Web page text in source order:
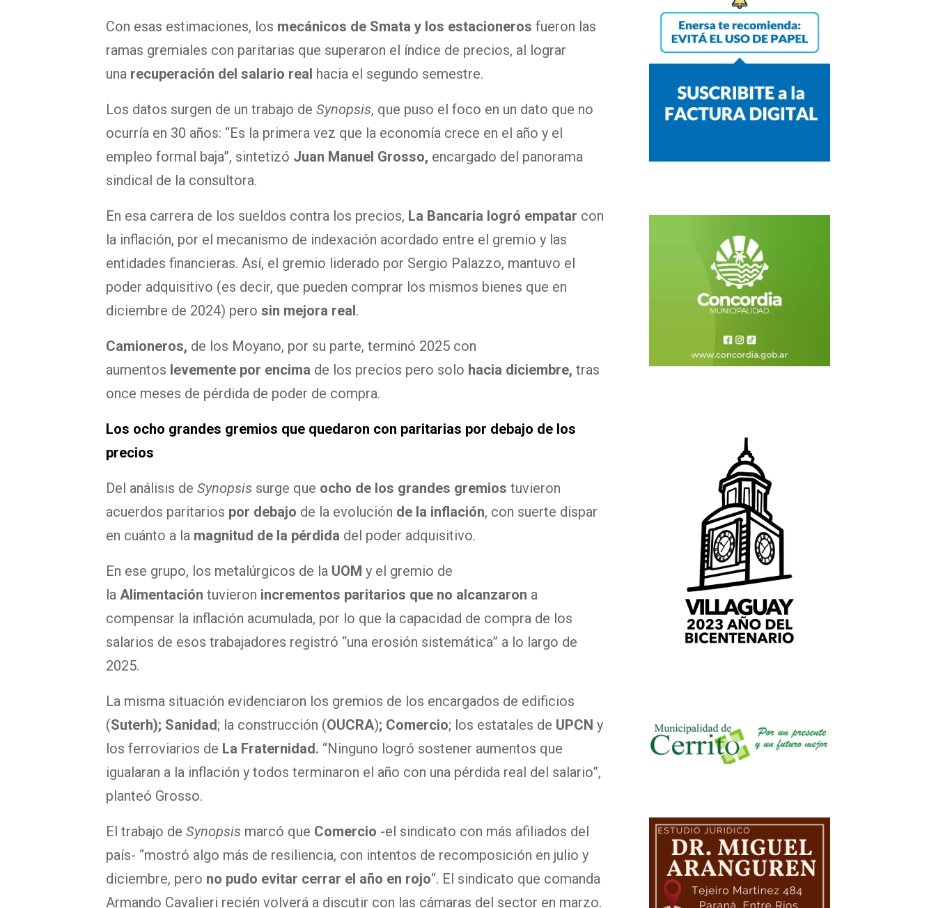
Con esas estimaciones, los mecánicos de Smata y los estacioneros fueron las
ramas gremiales con paritarias que superaron el índice de precios, al lograr
una recuperación del salario real hacia el segundo semestre.
Los datos surgen de un trabajo de Synopsis, que puso el foco en un dato que no
ocurría en 30 años: “Es la primera vez que la economía crece en el año y el
empleo formal baja”, sintetizó Juan Manuel Grosso, encargado del panorama
sindical de la consultora.
En esa carrera de los sueldos contra los precios, La Bancaria logró empatar con
la inflación, por el mecanismo de indexación acordado entre el gremio y las
entidades financieras. Así, el gremio liderado por Sergio Palazzo, mantuvo el
poder adquisitivo (es decir, que pueden comprar los mismos bienes que en
diciembre de 2024) pero sin mejora real.
Camioneros, de los Moyano, por su parte, terminó 2025 con
aumentos levemente por encima de los precios pero solo hacia diciembre, tras
once meses de pérdida de poder de compra.
Los ocho grandes gremios que quedaron con paritarias por debajo de los
precios
Del análisis de Synopsis surge que ocho de los grandes gremios tuvieron
acuerdos paritarios por debajo de la evolución de la inflación, con suerte dispar
en cuánto a la magnitud de la pérdida del poder adquisitivo.
En ese grupo, los metalúrgicos de la UOM y el gremio de
la Alimentación tuvieron incrementos paritarios que no alcanzaron a
compensar la inflación acumulada, por lo que la capacidad de compra de los
salarios de esos trabajadores registró “una erosión sistemática” a lo largo de
2025.
La misma situación evidenciaron los gremios de los encargados de edificios
(Suterh); Sanidad; la construcción (OUCRA); Comercio; los estatales de UPCN y
los ferroviarios de La Fraternidad. “Ninguno logró sostener aumentos que
igualaran a la inflación y todos terminaron el año con una pérdida real del salario”,
planteó Grosso.
El trabajo de Synopsis marcó que Comercio -el sindicato con más afiliados del
país- “mostró algo más de resiliencia, con intentos de recomposición en julio y
diciembre, pero no pudo evitar cerrar el año en rojo“. El sindicato que comanda
Armando Cavalieri recién volverá a discutir con las cámaras del sector en marzo.